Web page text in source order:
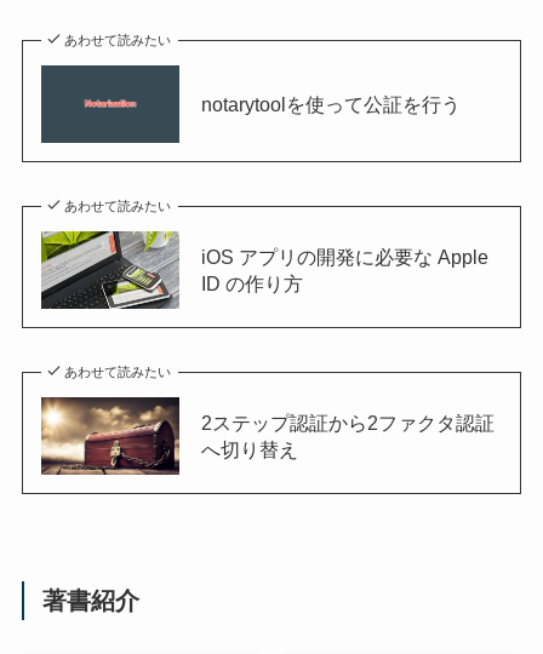
あわせて読みたい
notarytoolを使って公証を行う
あわせて読みたい
iOS アプリの開発に必要な Apple
ID の作り方
あわせて読みたい
2ステップ認証から2ファクタ認証
へ切り替え
著書紹介